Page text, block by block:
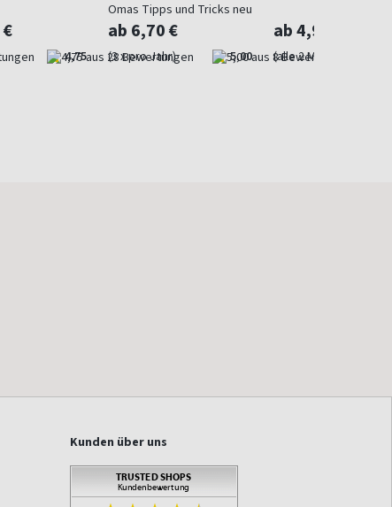
4,75
Omas Tipps und Tricks neu
entdeckt
ab 6,70 €
(3 x pro Jahr) 5,00
ab 4,97 €
(alle 2 Monate)
Kunden über uns